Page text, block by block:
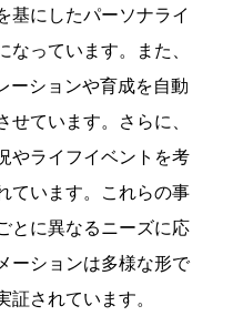
基にしたパーソナライ
なっています。また、
ーションや育成を自動
ています。さらに、
やライフイベントを考
ています。これらの事
とに異なるニーズに応
ーションは多様な形で
されています。